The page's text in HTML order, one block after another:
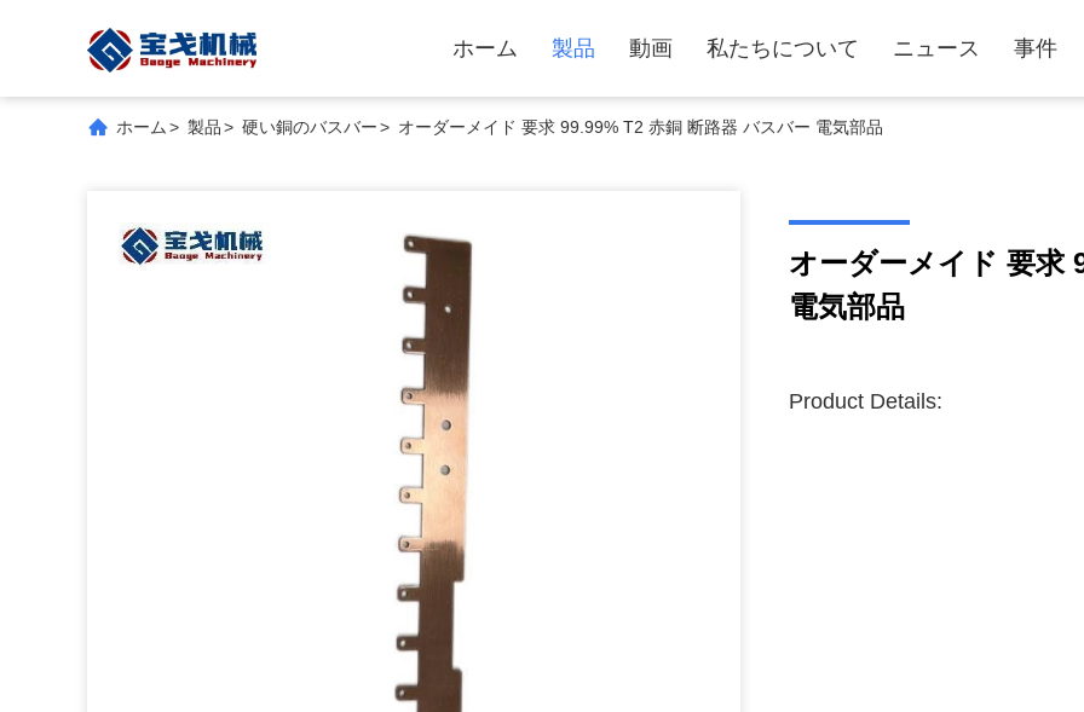
ホーム 製品 動画 私たちについて ニュース 事件
ホーム > 製品> 硬い銅のバスバー> オーダーメイド 要求 99.99% T2 赤銅 断路器 バスバー 電気部品
オーダーメイド 要求
電気部品
Product Details: